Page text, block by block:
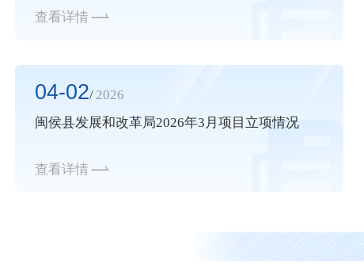
查看详情
04-02/2026
闽侯县发展和改革局2026年3月项目立项情况
查看详情